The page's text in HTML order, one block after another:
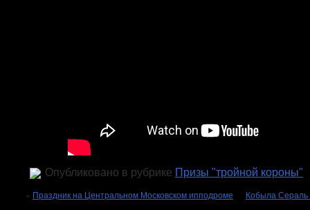
Опубликовано в рубрике Призы "тройной короны"
« Праздник на Центральном Московском ипподроме Кобыла Сераль